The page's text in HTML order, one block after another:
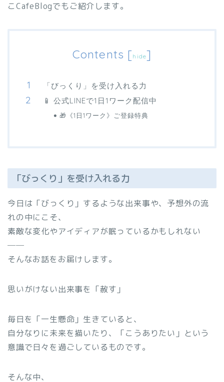
こCafeBlogでもご紹介します。
Contents [ hide]
「びっくり」を受け入れる力
📱 公式LINEで1日1ワーク配信中
🎁《1日1ワーク》ご登録特典
「びっくり」を受け入れる力
今日は「びっくり」するような出来事や、予想外の流
れの中にこそ、
素敵な変化やアイディアが眠っているかもしれない
──
そんなお話をお届けします。
思いがけない出来事を「赦す」
毎日を「一生懸命」生きていると、
自分なりに未来を描いたり、「こうありたい」という
意識で日々を過ごしているものです。
そんな中、